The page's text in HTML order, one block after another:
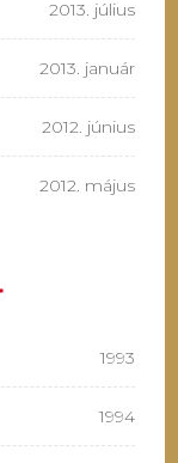
2013. július
2013. január
2012. június
2012. május
1993
1994